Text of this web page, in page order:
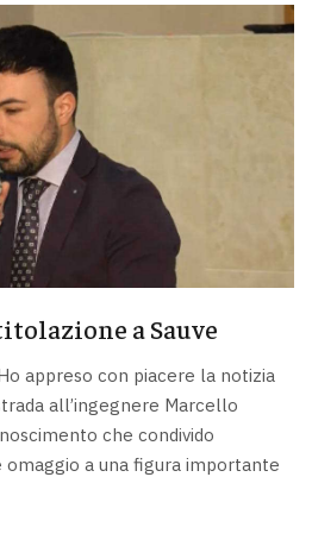
a Sauve
appreso con piacere la notizia
all’ingegnere Marcello
che condivido
a una figura importante